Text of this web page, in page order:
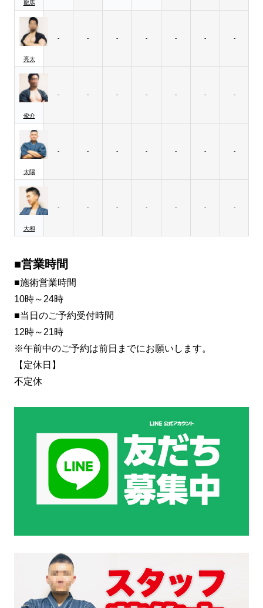
龍馬
亮太
- - - - - - -
俊介
- - - - - - -
太陽
- - - - - - -
大和
- - - - - - -
■営業時間
■施術営業時間
10時～24時
■当日のご予約受付時間
12時～21時
※午前中のご予約は前日までにお願いします。
【定休日】
不定休